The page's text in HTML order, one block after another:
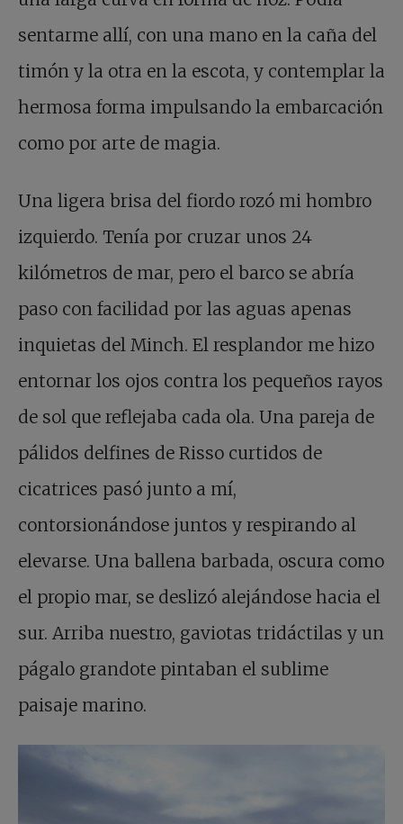
sentarme allí, con una mano en la caña del
timón y la otra en la escota, y contemplar la
hermosa forma impulsando la embarcación
como por arte de magia.
Una ligera brisa del fiordo rozó mi hombro
izquierdo. Tenía por cruzar unos 24
kilómetros de mar, pero el barco se abría
paso con facilidad por las aguas apenas
inquietas del Minch. El resplandor me hizo
entornar los ojos contra los pequeños rayos
de sol que reflejaba cada ola. Una pareja de
pálidos delfines de Risso curtidos de
cicatrices pasó junto a mí,
contorsionándose juntos y respirando al
elevarse. Una ballena barbada, oscura como
el propio mar, se deslizó alejándose hacia el
sur. Arriba nuestro, gaviotas tridáctilas y un
págalo grandote pintaban el sublime
paisaje marino.